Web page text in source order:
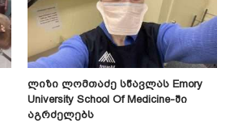
Ლიზი Ლომთაძე Სწავლას Emory
University School Of Medicine-Ში
Აგრძელებს